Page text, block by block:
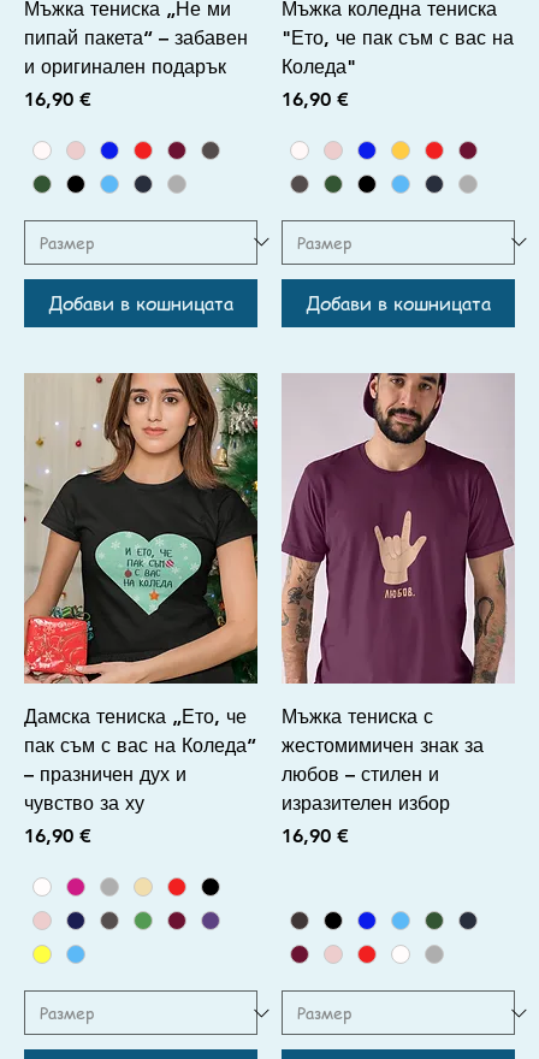
Мъжка тениска „Не ми
пипай пакета“ – забавен
и оригинален подарък
Цена
16,90 €
Добави в кошницата
Мъжка коледна тениска
"Ето, че пак съм с вас на
Коледа"
Цена
16,90 €
Добави в кошницата
Дамска тениска „Ето, че
пак съм с вас на Коледа“
– празничен дух и
чувство за ху
Цена
16,90 €
Мъжка тениска с
жестомимичен знак за
любов – стилен и
изразителен избор
Цена
16,90 €